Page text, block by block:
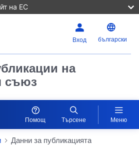
на ЕС
Вход български
на
съюз
Помощ Търсене Меню
Данни за публикацията